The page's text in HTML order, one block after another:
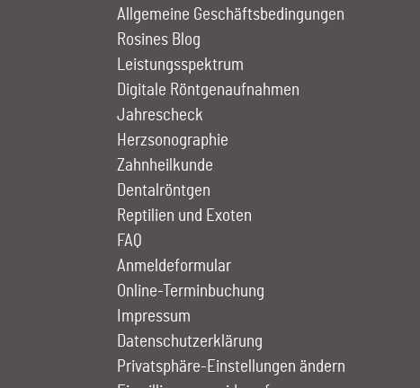
Allgemeine Geschäftsbedingungen
Rosines Blog
Leistungs­spektrum
Digitale Röntgen­aufnahmen
Jahrescheck
Herz­sono­graphie
Zahn­heilkunde
Dentalröntgen
Reptilien und Exoten
FAQ
Anmelde­formular
Online-Terminbuchung
Impressum
Datenschutzerklärung
Privatsphäre-Einstellungen ändern